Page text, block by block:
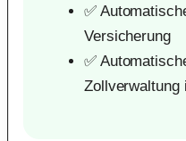
✅
Versicherung
✅
Zollverwaltung